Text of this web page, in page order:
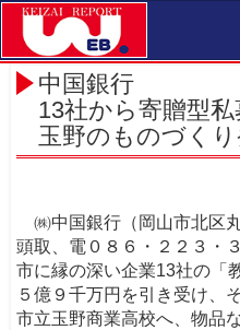
中国銀行
13社から寄贈型私
玉野のものづくり
㈱中国銀行（岡山市北区
頭取、電０８６・２２３・
市に縁の深い企業13社の「
５億９千万円を引き受け、
市立玉野商業高校へ、物品